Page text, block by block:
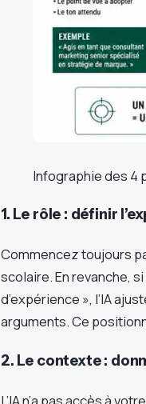
Infographie des 4
1. Le rôle : définir
Commencez toujours
scolaire. En revanche,
d’expérience », l’IA
arguments. Ce
2. Le contexte :
L’IA n’a pas accès à